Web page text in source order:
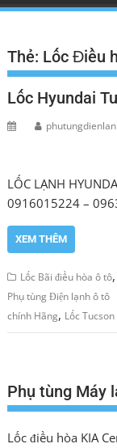
Thẻ: Lốc Điều
Lốc Hyundai
LỐC LẠNH
0916015224 –
XEM THÊM
Lốc Bãi điều hòa ô tô,
Phụ tùng Điện lạnh ô tô
chính Hãng, Lốc
Phụ tùng Máy
Lốc điều hòa KIA